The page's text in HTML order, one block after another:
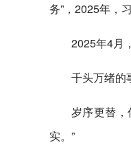
务”，2025年，
2025年4月
千头万绪的
岁序更替
实。”